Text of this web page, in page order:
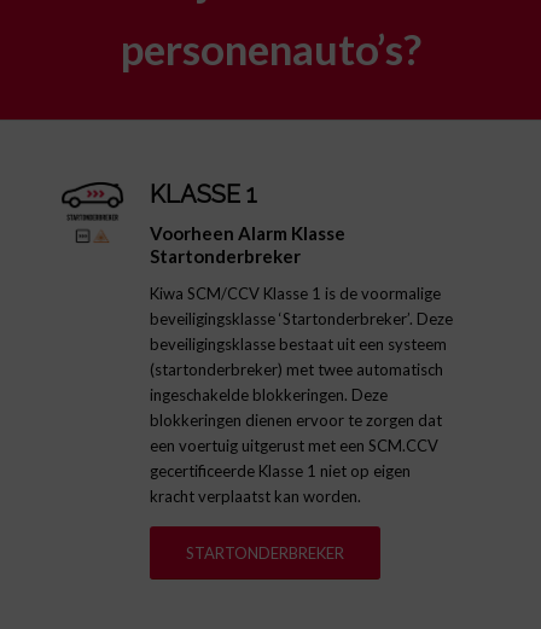
personenauto’s?
KLASSE 1
Voorheen Alarm Klasse
Startonderbreker
Kiwa SCM/CCV Klasse 1 is de voormalige
beveiligingsklasse ‘Startonderbreker’. Deze
beveiligingsklasse bestaat uit een systeem
(startonderbreker) met twee automatisch
ingeschakelde blokkeringen. Deze
blokkeringen dienen ervoor te zorgen dat
een voertuig uitgerust met een SCM.CCV
gecertificeerde Klasse 1 niet op eigen
kracht verplaatst kan worden.
STARTONDERBREKER